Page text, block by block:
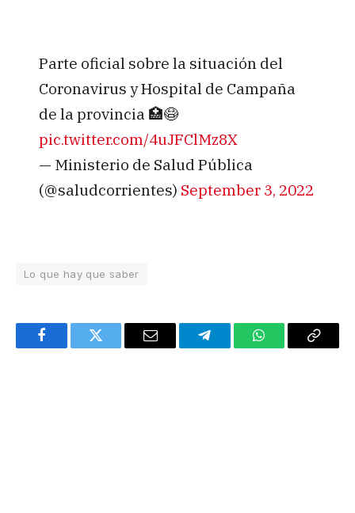
Parte oficial sobre la situación del
Coronavirus y Hospital de Campaña
de la provincia 🏥😷
pic.twitter.com/4uJFClMz8X
— Ministerio de Salud Pública
(@saludcorrientes) September 3, 2022
Lo que hay que saber
FacebookTwitter Email TelegramWhatsAppCopy